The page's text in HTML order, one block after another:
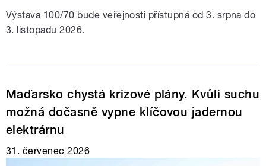
Výstava 100/70 bude veřejnosti přístupná od 3. srpna do
3. listopadu 2026.
Maďarsko chystá krizové plány. Kvůli suchu
možná dočasně vypne klíčovou jadernou
elektrárnu
31. červenec 2026